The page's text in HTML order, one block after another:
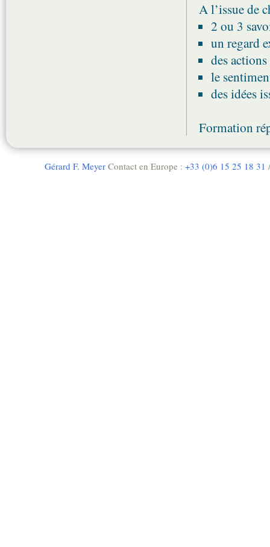
A l’issue de
2 ou 3
un regard
des
le
des idées
Formation
Gérard F. MeyerContact en Europe : +33 (0)6 15 25 18 31